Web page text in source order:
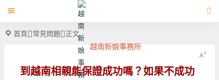
越南新娘事務所
首頁 常見問題 正文
到越南相親能保證成功嗎？如果不成功